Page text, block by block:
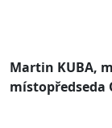
Martin KUBA,
místopředseda